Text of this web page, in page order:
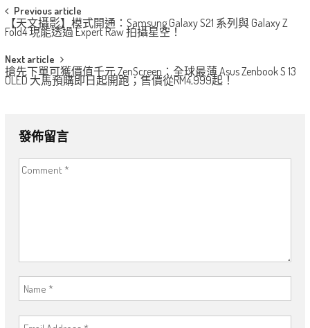
Post
navigation
Previous article
【天文攝影】模式開通：Samsung Galaxy S21 系列與 Galaxy Z
Fold4 現能透過 Expert Raw 拍攝星空！
Next article
搶先下單可獲價值千元 ZenScreen：全球最薄 Asus Zenbook S 13
OLED 大馬預購即日起開跑；售價從RM4,999起！
發佈留言